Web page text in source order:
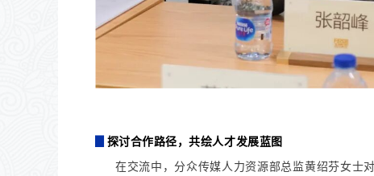
探讨合作路径，共绘人才发展蓝图
在交流中，分众传媒人力资源部总监黄绍芬女士